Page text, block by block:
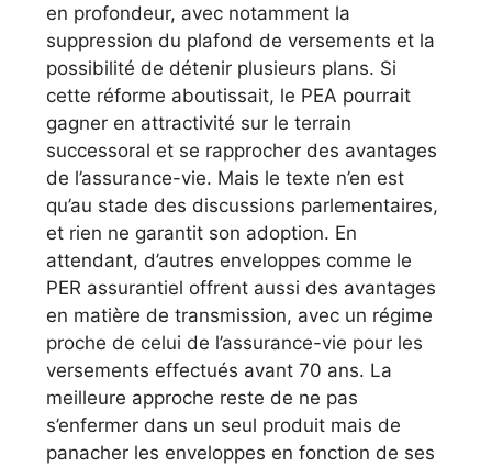
en profondeur, avec notamment la
suppression du plafond de versements et la
possibilité de détenir plusieurs plans. Si
cette réforme aboutissait, le PEA pourrait
gagner en attractivité sur le terrain
successoral et se rapprocher des avantages
de l’assurance-vie. Mais le texte n’en est
qu’au stade des discussions parlementaires,
et rien ne garantit son adoption. En
attendant, d’autres enveloppes comme le
PER assurantiel offrent aussi des avantages
en matière de transmission, avec un régime
proche de celui de l’assurance-vie pour les
versements effectués avant 70 ans. La
meilleure approche reste de ne pas
s’enfermer dans un seul produit mais de
panacher les enveloppes en fonction de ses